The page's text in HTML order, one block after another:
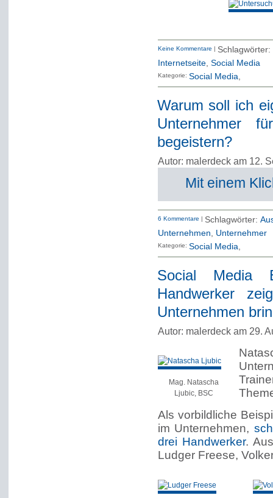
Keine Kommentare |
Internetseite, Social Media
Kategorie: Social Media
Warum soll ich
Unternehmer
begeistern?
Autor: malerdeck am 12.
Mit einem
6 Kommentare | Schlagwörter:
Unternehmen, Unternehmer
Kategorie: Social Media
Social Media
Handwerker
Unternehmen
Autor: malerdeck am 29.
Mag. Natascha
Ljubic, BSC
Als vorbildliche
im Unternehmen,
drei Handwerker.
Ludger Freese,